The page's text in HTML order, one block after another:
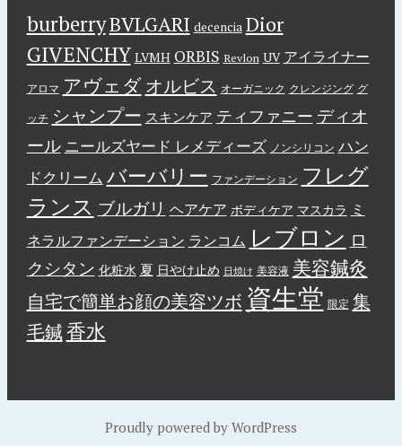
burberryBVLGARI decencia Dior
GIVENCHY LVMH ORBIS Revlon UV アイライナー
アロマ アヴェダ オルビス オーガニック クレンジング グ
ッチ シャンプー スキンケア ティファニー ディオ
ール ニールズヤード レメディーズ ノンシリコン ハン
ドクリーム バーバリー ファンデーション フレグ
ランス ブルガリ ヘアケア ボディケア マスカラ ミ
ネラルファンデーション ランコム レブロン ロ
クシタン 化粧水 夏 日やけ止め 日焼け 美容液 美容鍼灸
自宅で簡単お顔の美容ツボ 資生堂 限定 集
毛鍼香水
Proudly powered by WordPress